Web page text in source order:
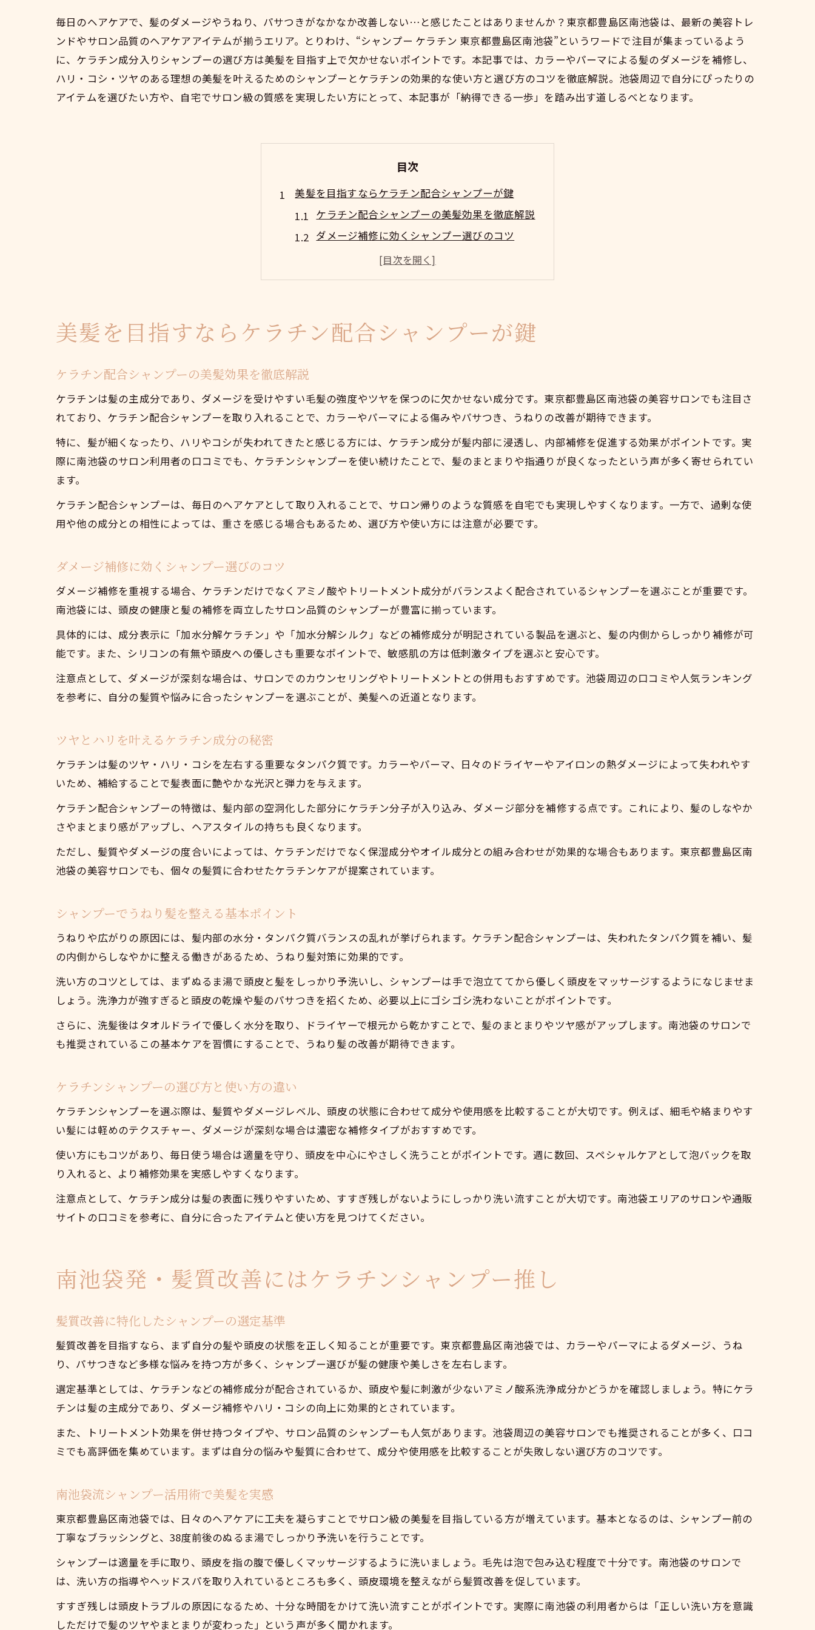
毎日のヘアケアで、髪のダメージやうねり、パサつきがなかなか改善しない…と感じたことはありませんか？東京都豊島区南池袋は、最新の美容トレ
ンドやサロン品質のヘアケアアイテムが揃うエリア。とりわけ、“シャンプー ケラチン 東京都豊島区南池袋”というワードで注目が集まっているよう
に、ケラチン成分入りシャンプーの選び方は美髪を目指す上で欠かせないポイントです。本記事では、カラーやパーマによる髪のダメージを補修し、
ハリ・コシ・ツヤのある理想の美髪を叶えるためのシャンプーとケラチンの効果的な使い方と選び方のコツを徹底解説。池袋周辺で自分にぴったりの
アイテムを選びたい方や、自宅でサロン級の質感を実現したい方にとって、本記事が「納得できる一歩」を踏み出す道しるべとなります。
目次
美髪を目指すならケラチン配合シャンプーが鍵
ケラチン配合シャンプーの美髪効果を徹底解説
ダメージ補修に効くシャンプー選びのコツ
ツヤとハリを叶えるケラチン成分の秘密
シャンプーでうねり髪を整える基本ポイント
南池袋発・髪質改善にはケラチンシャンプー推し
髪質改善に特化したシャンプーの選定基準
口コミから見る髪質改善シャンプーの本音
サロン品質のシャンプーで変わる髪質体験
うねりやパサつきケアに最適なシャンプー選び
うねり対策におすすめのシャンプー活用法
髪質改善へ導くシャンプーの選び方の極意
シャンプー成分表で見るケラチンの効果
シャンプー選びで叶えるサロン級の美髪
ケラチン効果で叶う髪のハリとコシアップ
最新ヘアケア術でうねりやパサつき防止
美髪女子が実践するシャンプー使用法
口コミで人気のシャンプー活用テクニック
口コミで話題のケラチンシャンプー使い方ガイド
シャンプーの口コミを活かした髪質改善術
ケラチン配合の正しい使い方を徹底チェック
髪の悩み別シャンプー活用ポイント紹介
サロン級の質感を自宅で叶えるヘアケアの極意
自宅でサロン級質感を作るシャンプー術
ケラチンシャンプーで叶う極上の手触り
サロン級の仕上がりを日常に取り入れるコツ
美髪を目指すならケラチン配合シャンプーが鍵
ケラチン配合シャンプーの美髪効果を徹底解説
ケラチンは髪の主成分であり、ダメージを受けやすい毛髪の強度やツヤを保つのに欠かせない成分です。東京都豊島区南池袋の美容サロンでも注目さ
れており、ケラチン配合シャンプーを取り入れることで、カラーやパーマによる傷みやパサつき、うねりの改善が期待できます。
特に、髪が細くなったり、ハリやコシが失われてきたと感じる方には、ケラチン成分が髪内部に浸透し、内部補修を促進する効果がポイントです。実
際に南池袋のサロン利用者の口コミでも、ケラチンシャンプーを使い続けたことで、髪のまとまりや指通りが良くなったという声が多く寄せられてい
ます。
ケラチン配合シャンプーは、毎日のヘアケアとして取り入れることで、サロン帰りのような質感を自宅でも実現しやすくなります。一方で、過剰な使
用や他の成分との相性によっては、重さを感じる場合もあるため、選び方や使い方には注意が必要です。
ダメージ補修に効くシャンプー選びのコツ
ダメージ補修を重視する場合、ケラチンだけでなくアミノ酸やトリートメント成分がバランスよく配合されているシャンプーを選ぶことが重要です。
南池袋には、頭皮の健康と髪の補修を両立したサロン品質のシャンプーが豊富に揃っています。
具体的には、成分表示に「加水分解ケラチン」や「加水分解シルク」などの補修成分が明記されている製品を選ぶと、髪の内側からしっかり補修が可
能です。また、シリコンの有無や頭皮への優しさも重要なポイントで、敏感肌の方は低刺激タイプを選ぶと安心です。
注意点として、ダメージが深刻な場合は、サロンでのカウンセリングやトリートメントとの併用もおすすめです。池袋周辺の口コミや人気ランキング
を参考に、自分の髪質や悩みに合ったシャンプーを選ぶことが、美髪への近道となります。
ツヤとハリを叶えるケラチン成分の秘密
ケラチンは髪のツヤ・ハリ・コシを左右する重要なタンパク質です。カラーやパーマ、日々のドライヤーやアイロンの熱ダメージによって失われやす
いため、補給することで髪表面に艶やかな光沢と弾力を与えます。
ケラチン配合シャンプーの特徴は、髪内部の空洞化した部分にケラチン分子が入り込み、ダメージ部分を補修する点です。これにより、髪のしなやか
さやまとまり感がアップし、ヘアスタイルの持ちも良くなります。
ただし、髪質やダメージの度合いによっては、ケラチンだけでなく保湿成分やオイル成分との組み合わせが効果的な場合もあります。東京都豊島区南
池袋の美容サロンでも、個々の髪質に合わせたケラチンケアが提案されています。
シャンプーでうねり髪を整える基本ポイント
うねりや広がりの原因には、髪内部の水分・タンパク質バランスの乱れが挙げられます。ケラチン配合シャンプーは、失われたタンパク質を補い、髪
の内側からしなやかに整える働きがあるため、うねり髪対策に効果的です。
洗い方のコツとしては、まずぬるま湯で頭皮と髪をしっかり予洗いし、シャンプーは手で泡立ててから優しく頭皮をマッサージするようになじませま
しょう。洗浄力が強すぎると頭皮の乾燥や髪のパサつきを招くため、必要以上にゴシゴシ洗わないことがポイントです。
さらに、洗髪後はタオルドライで優しく水分を取り、ドライヤーで根元から乾かすことで、髪のまとまりやツヤ感がアップします。南池袋のサロンで
も推奨されているこの基本ケアを習慣にすることで、うねり髪の改善が期待できます。
ケラチンシャンプーの選び方と使い方の違い
ケラチンシャンプーを選ぶ際は、髪質やダメージレベル、頭皮の状態に合わせて成分や使用感を比較することが大切です。例えば、細毛や絡まりやす
い髪には軽めのテクスチャー、ダメージが深刻な場合は濃密な補修タイプがおすすめです。
使い方にもコツがあり、毎日使う場合は適量を守り、頭皮を中心にやさしく洗うことがポイントです。週に数回、スペシャルケアとして泡パックを取
り入れると、より補修効果を実感しやすくなります。
注意点として、ケラチン成分は髪の表面に残りやすいため、すすぎ残しがないようにしっかり洗い流すことが大切です。南池袋エリアのサロンや通販
サイトの口コミを参考に、自分に合ったアイテムと使い方を見つけてください。
南池袋発・髪質改善にはケラチンシャンプー推し
髪質改善に特化したシャンプーの選定基準
髪質改善を目指すなら、まず自分の髪や頭皮の状態を正しく知ることが重要です。東京都豊島区南池袋では、カラーやパーマによるダメージ、うね
り、パサつきなど多様な悩みを持つ方が多く、シャンプー選びが髪の健康や美しさを左右します。
選定基準としては、ケラチンなどの補修成分が配合されているか、頭皮や髪に刺激が少ないアミノ酸系洗浄成分かどうかを確認しましょう。特にケラ
チンは髪の主成分であり、ダメージ補修やハリ・コシの向上に効果的とされています。
また、トリートメント効果を併せ持つタイプや、サロン品質のシャンプーも人気があります。池袋周辺の美容サロンでも推奨されることが多く、口コ
ミでも高評価を集めています。まずは自分の悩みや髪質に合わせて、成分や使用感を比較することが失敗しない選び方のコツです。
南池袋流シャンプー活用術で美髪を実感
東京都豊島区南池袋では、日々のヘアケアに工夫を凝らすことでサロン級の美髪を目指している方が増えています。基本となるのは、シャンプー前の
丁寧なブラッシングと、38度前後のぬるま湯でしっかり予洗いを行うことです。
シャンプーは適量を手に取り、頭皮を指の腹で優しくマッサージするように洗いましょう。毛先は泡で包み込む程度で十分です。南池袋のサロンで
は、洗い方の指導やヘッドスパを取り入れているところも多く、頭皮環境を整えながら髪質改善を促しています。
すすぎ残しは頭皮トラブルの原因になるため、十分な時間をかけて洗い流すことがポイントです。実際に南池袋の利用者からは「正しい洗い方を意識
しただけで髪のツヤやまとまりが変わった」という声が多く聞かれます。